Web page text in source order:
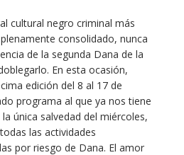
cultural negro criminal más
consolidado, nunca
de la segunda Dana de la
En esta ocasión,
edición del 8 al 17 de
programa al que ya nos tiene
única salvedad del miércoles,
las actividades
por riesgo de Dana. El amor